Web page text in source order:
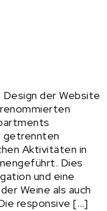
der Website
getrennten
Aktivitäten in
Dies
und eine
Weine als auch
responsive […]